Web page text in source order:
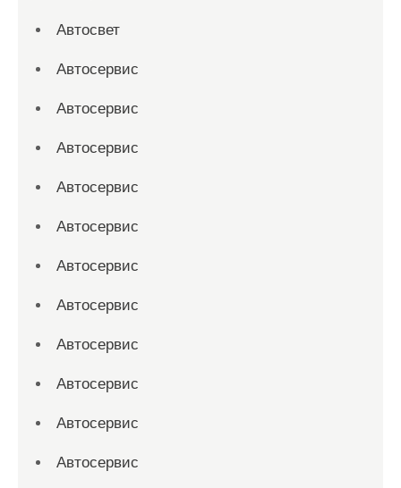
Автосвет
Автосервис
Автосервис
Автосервис
Автосервис
Автосервис
Автосервис
Автосервис
Автосервис
Автосервис
Автосервис
Автосервис